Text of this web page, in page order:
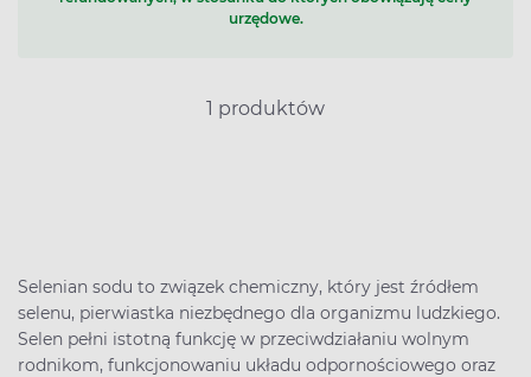
urzędowe.
1 produktów
Selenian sodu to związek chemiczny, który jest źródłem
selenu, pierwiastka niezbędnego dla organizmu ludzkiego.
Selen pełni istotną funkcję w przeciwdziałaniu wolnym
rodnikom, funkcjonowaniu układu odpornościowego oraz